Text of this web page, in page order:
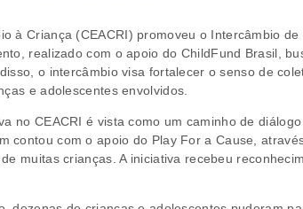
à Criança (CEACRI) promoveu o Intercâmbio
realizado com o apoio do ChildFund Brasil,
o intercâmbio visa fortalecer o senso de
e adolescentes envolvidos.
no CEACRI é vista como um caminho de
contou com o apoio do Play For a Cause,
muitas crianças. A iniciativa recebeu